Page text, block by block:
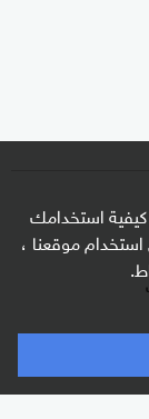
استخدامك
موقعنا ،